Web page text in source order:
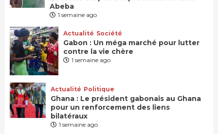
Abeba
1 semaine ago
Actualité Société
Gabon : Un méga marché pour lutter
contre la vie chère
1 semaine ago
Actualité Politique
Ghana : Le président gabonais au Ghana
pour un renforcement des liens
bilatéraux
1 semaine ago